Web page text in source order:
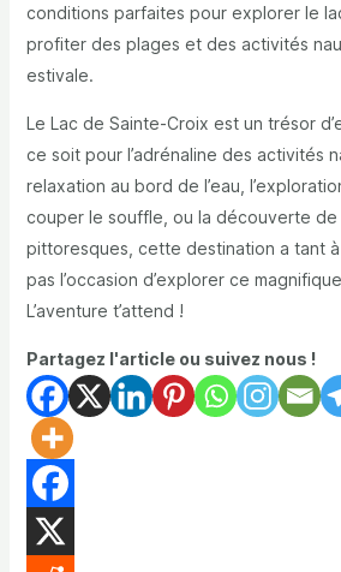
conditions parfaites pour explorer le
profiter des plages et des activités
estivale.
Le Lac de Sainte-Croix est un trésor
ce soit pour l’adrénaline des activités
relaxation au bord de l’eau,
couper le souffle, ou la découverte de
pittoresques, cette destination a tant
pas l’occasion d’explorer ce
L’aventure t’attend !
Partagez l'article ou suivez nous !